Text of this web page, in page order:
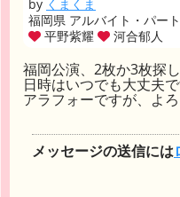
by くまくま
福岡県 アルバイト・パー
平野紫耀
河合郁人
福岡公演、2枚か3枚探
日時はいつでも大丈夫で
アラフォーですが、よ
メッセージの送信には